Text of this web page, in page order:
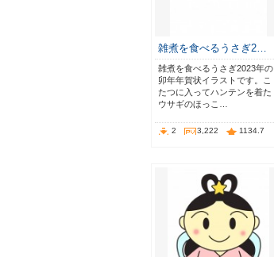
雑煮を食べるうさぎ2…
雑煮を食べるうさぎ2023年の
卯年年賀状イラストです。こ
たつに入ってハンテンを着た
ウサギのほっこ…
2 3,222 1134.7